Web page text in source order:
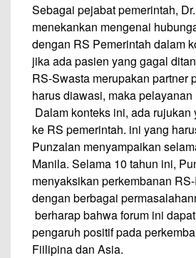
Sebagai pejabat pemerintah,
menekankan mengenai
dengan RS Pemerintah dalam
jika ada pasien yang gagal
RS-Swasta merupakan partner
harus diawasi, maka
Dalam konteks ini, ada rujukan
ke RS pemerintah. ini yang
Punzalan menyampaikan
Manila. Selama 10 tahun ini,
menyaksikan perkembanan
dengan berbagai
berharap bahwa forum ini
pengaruh positif pada
Fiilipina dan Asia.